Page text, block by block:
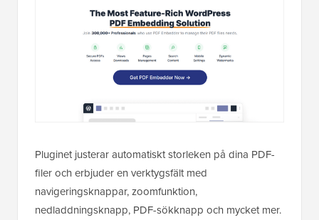
Pluginet justerar automatiskt storleken på dina PDF-
filer och erbjuder en verktygsfält med
navigeringsknappar, zoomfunktion,
nedladdningsknapp, PDF-sökknapp och mycket mer.